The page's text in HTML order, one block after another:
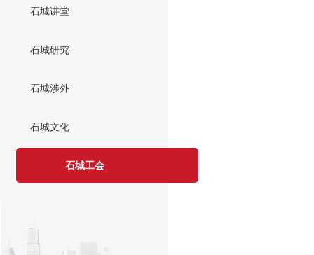
石城讲堂
石城研究
石城涉外
石城文化
石城工会